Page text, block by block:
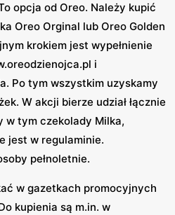
opcja od Oreo. Należy kupić
Oreo Orginal lub Oreo Golden
krokiem jest wypełnienie
i
Po tym wszystkim uzyskamy
W akcji bierze udział łącznie
w tym czekolady Milka,
jest w regulaminie.
pełnoletnie.
w gazetkach promocyjnych
kupienia są m.in. w